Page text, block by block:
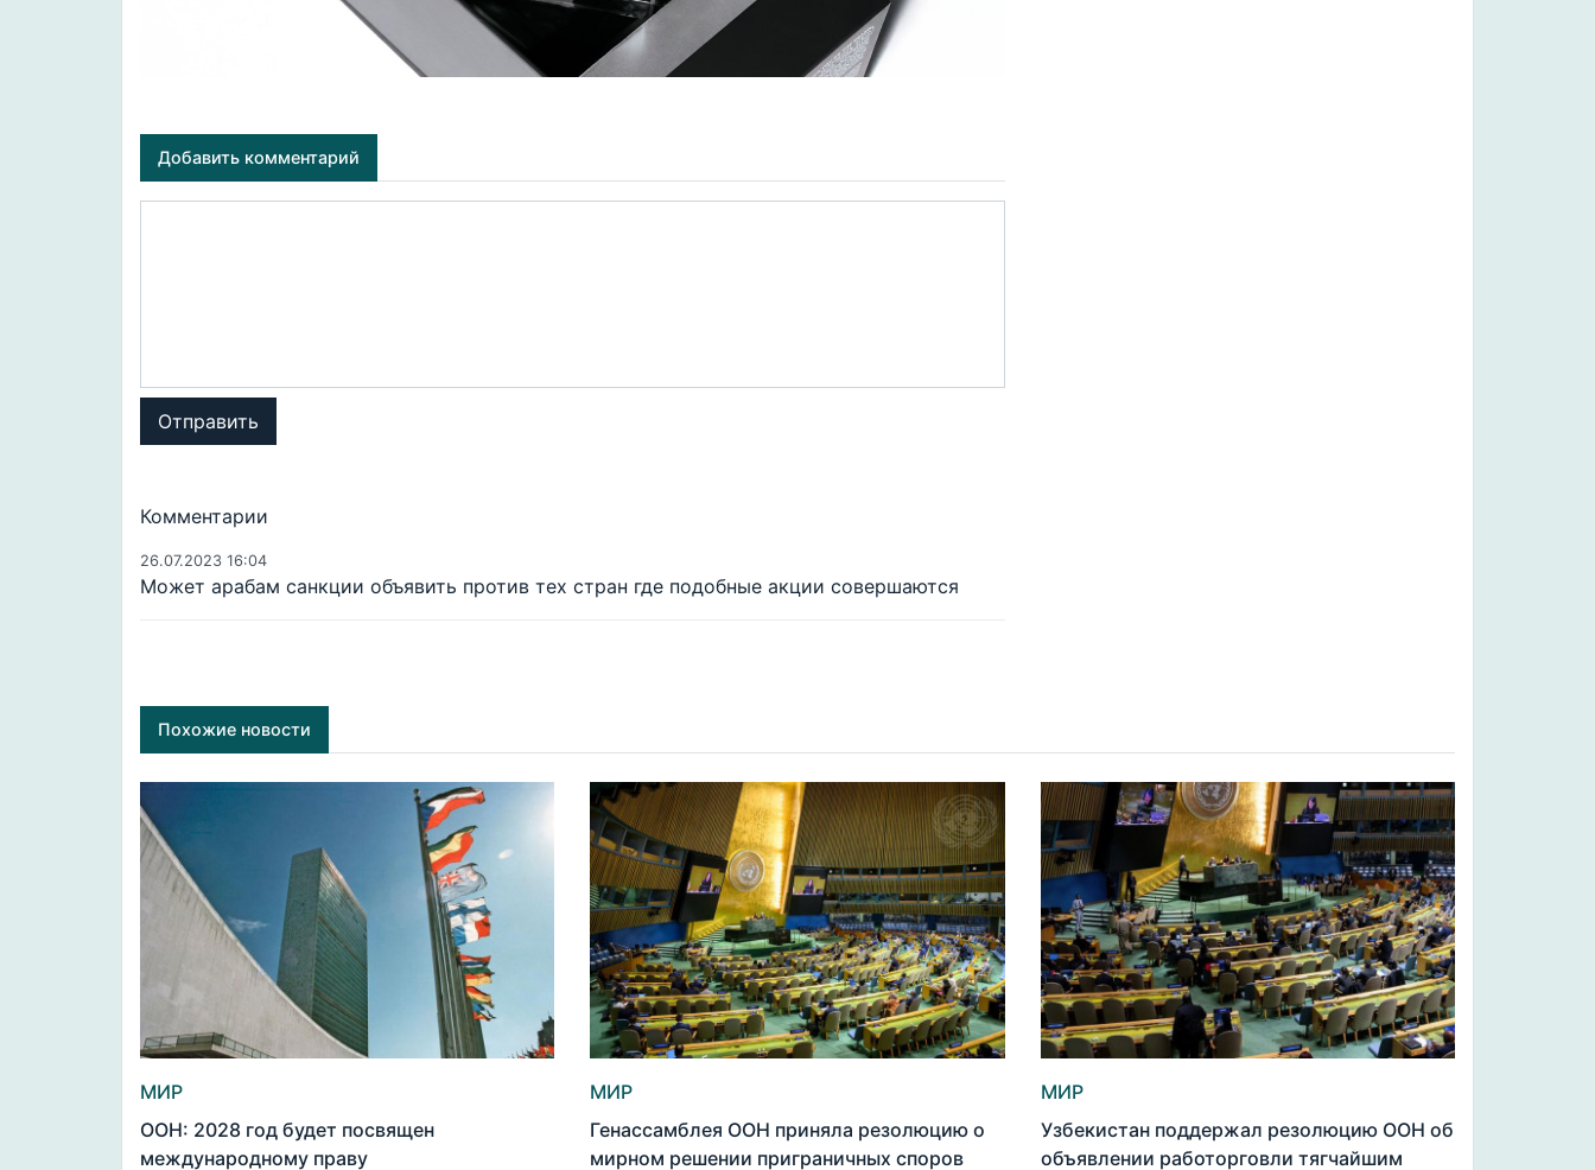
Добавить комментарий
Отправить
Комментарии
26.07.2023 16:04
Может арабам санкции объявить против тех стран где подобные акции совершаются
Похожие новости
МИР
ООН: 2028 год будет посвящен
международному праву
МИР
Генассамблея ООН приняла резолюцию о
мирном решении приграничных споров
МИР
Узбекистан поддержал резолюцию ООН об
объявлении работорговли тягчайшим